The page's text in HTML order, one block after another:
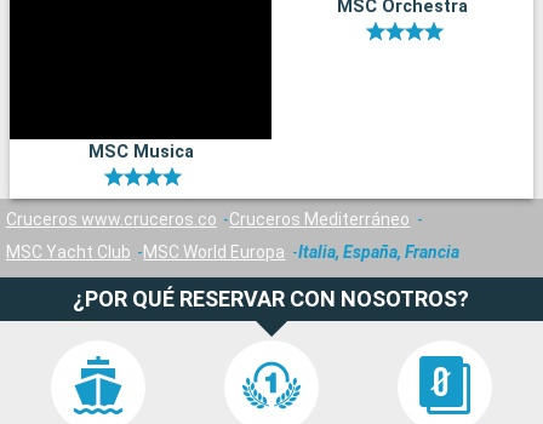
MSC Musica
MSC Orchestra
Cruceros www.cruceros.co
Cruceros Mediterráneo
MSC Yacht Club
MSC World Europa Italia, España, Francia
¿POR QUÉ RESERVAR CON NOSOTROS?